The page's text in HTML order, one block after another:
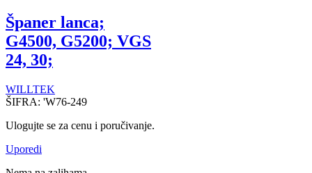
Španer lanca;
G4500, G5200; VGS
24, 30;
WILLTEK
ŠIFRA: 'W76-249
Ulogujte se za cenu i poručivanje.
Uporedi